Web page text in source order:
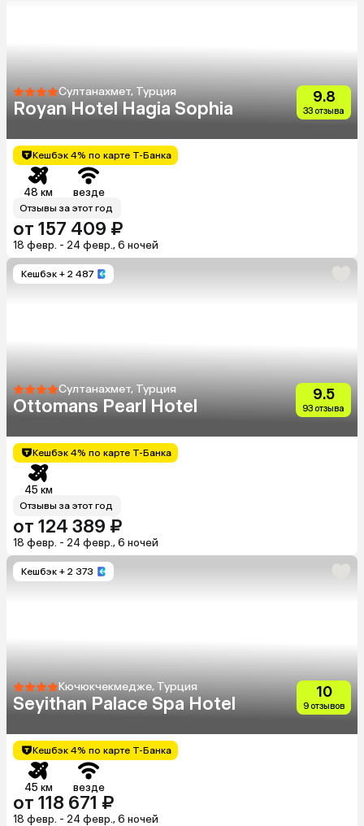
Султанахмет, Турция
Royan Hotel Hagia Sophia
9.8
33 отзыва
Кешбэк 4% по карте Т-Банка
48 км везде
Отзывы за этот год
от 157 409 ₽
18 февр. - 24 февр., 6 ночей
Кешбэк + 2 487
Султанахмет, Турция
Ottomans Pearl Hotel
9.5
93 отзыва
Кешбэк 4% по карте Т-Банка
45 км
Отзывы за этот год
от 124 389 ₽
18 февр. - 24 февр., 6 ночей
Кешбэк + 2 373
Кючюкчекмедже, Турция
Seyithan Palace Spa Hotel
10
9 отзывов
Кешбэк 4% по карте Т-Банка
45 км везде
от 118 671 ₽
18 февр. - 24 февр., 6 ночей